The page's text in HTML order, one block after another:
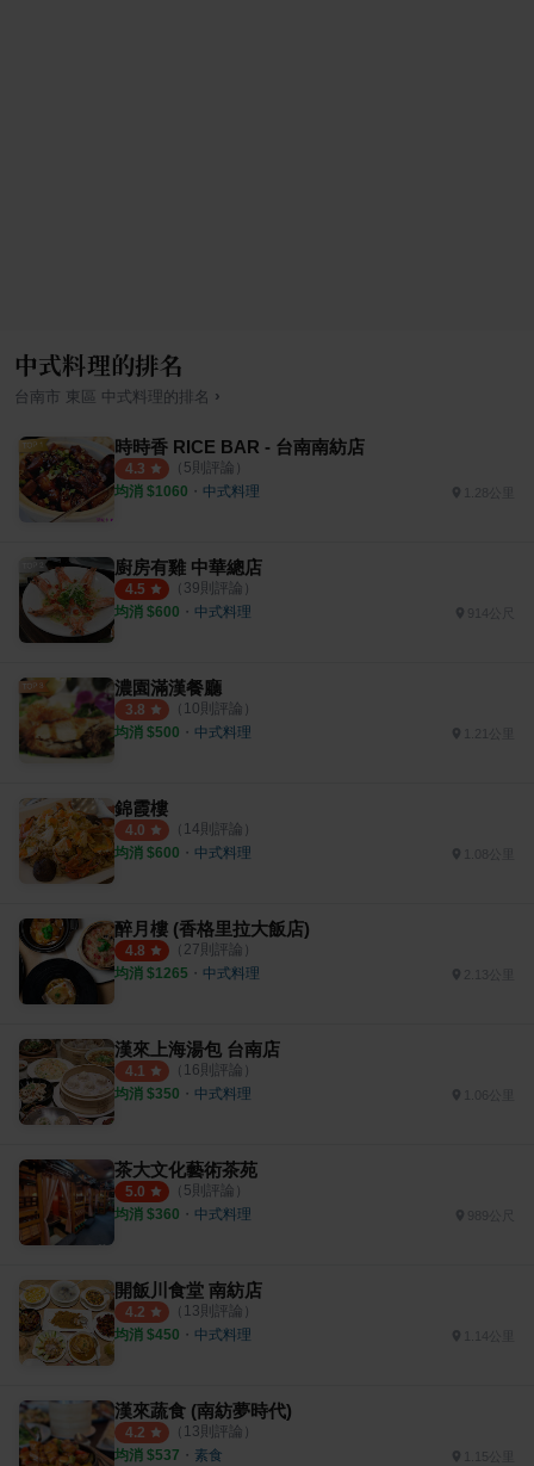
中式料理的排名
台南市 東區 中式料理的排名 ›
時時香 RICE BAR - 台南南紡店
4.3 （ 5則評論）
均消 $1060 ・ 中式料理
廚房有雞 中華總店
4.5 （ 39則評論）
均消 $600 ・ 中式料理 914公尺
濃園滿漢餐廳
3.8 （ 10則評論）
均消 $500 ・ 中式料理
錦霞樓
4.0 （ 14則評論）
均消 $600 ・ 中式料理
醉月樓 (香格里拉大飯店)
4.8 （ 27則評論）
均消 $1265 ・ 中式料理
漢來上海湯包 台南店
4.1 （ 16則評論）
均消 $350 ・ 中式料理
茶大文化藝術茶苑
5.0 （ 5則評論）
均消 $360 ・ 中式料理
開飯川食堂 南紡店
4.2 （ 13則評論）
均消 $450 ・ 中式料理 1.14公里
漢來蔬食 (南紡夢時代)
4.2 （ 13則評論）
均消 $537 ・ 素食 1.15公里